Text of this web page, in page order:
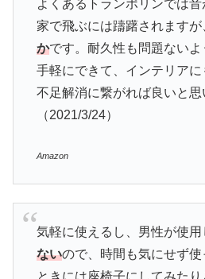
よくあるトランポリンでは
家で飛ぶには躊躇されますが
かです。耐久性も問題ない
手軽にできて、インテリア
不足解消に繋がれば良いと思
（2021/3/24）
Amazon
気軽に使えるし、男性が使用
ないので、時間も気にせず